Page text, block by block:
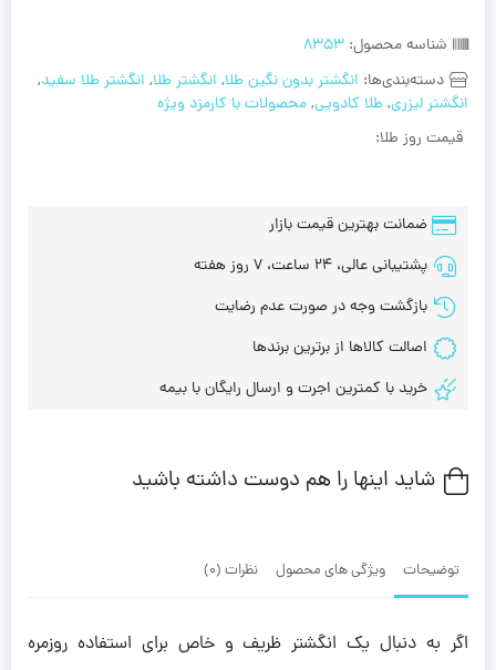
شناسه محصول: 8353
دسته‌بندی‌ها: انگشتر بدون نگین طلا, انگشتر طلا, انگشتر طلا سفید,
انگشتر لیزری, طلا کادویی,محصولات با کارمزد ویژه
قیمت روز طلا:
ضمانت بهترین قیمت بازار
پشتیبانی عالی، 24 ساعت، 7 روز هفته
بازگشت وجه در صورت عدم رضایت
اصالت کالاها از برترین برندها
خرید با کمترین اجرت و ارسال رایگان با بیمه
شاید اینها را هم دوست داشته باشید
توضیحات ویژگی های محصول نظرات (0)
اگر به دنبال یک انگشتر ظریف و خاص برای استفاده روزمره